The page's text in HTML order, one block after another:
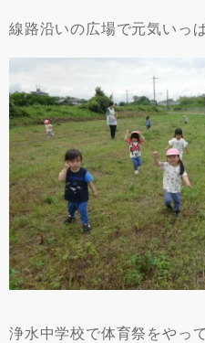
線路沿いの広場で元気いっ
浄水中学校で体育祭をやっ